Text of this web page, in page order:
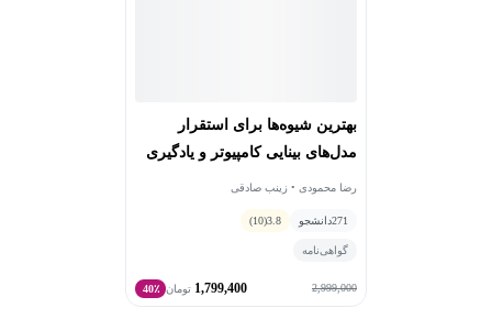
بهترین شیوه‌ها برای استقرار
مدل‌های بینایی کامپیوتر و یادگیری
عمیق
رضا محمودی • زینب صادقی
271دانشجو 3.8
(10)
گواهی‌نامه
2,999,000
1,799,400 تومان 40٪